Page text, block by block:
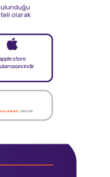
olarak
store
indir
yükleyin